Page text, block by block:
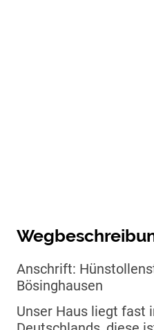
Anschrift:
Bösinghausen
Unser Haus liegt fast